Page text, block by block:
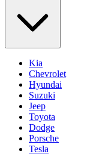
Kia
Chevrolet
Hyundai
Suzuki
Jeep
Toyota
Dodge
Porsche
Tesla